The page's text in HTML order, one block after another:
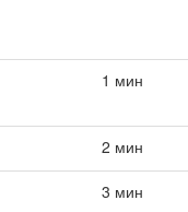
1 мин
2 мин
3 мин